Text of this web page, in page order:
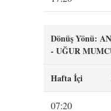
Dönüş Yönü:
- UĞUR
Hafta İçi
07:20